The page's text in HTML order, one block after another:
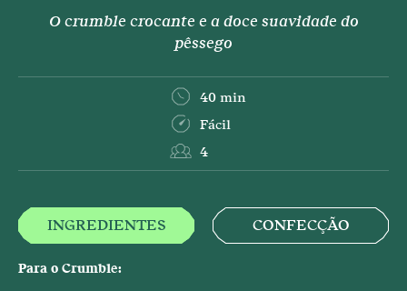
O crumble crocante e a doce suavidade do
pêssego
40 min
Fácil
4
INGREDIENTES CONFECÇÃO
Para o Crumble: